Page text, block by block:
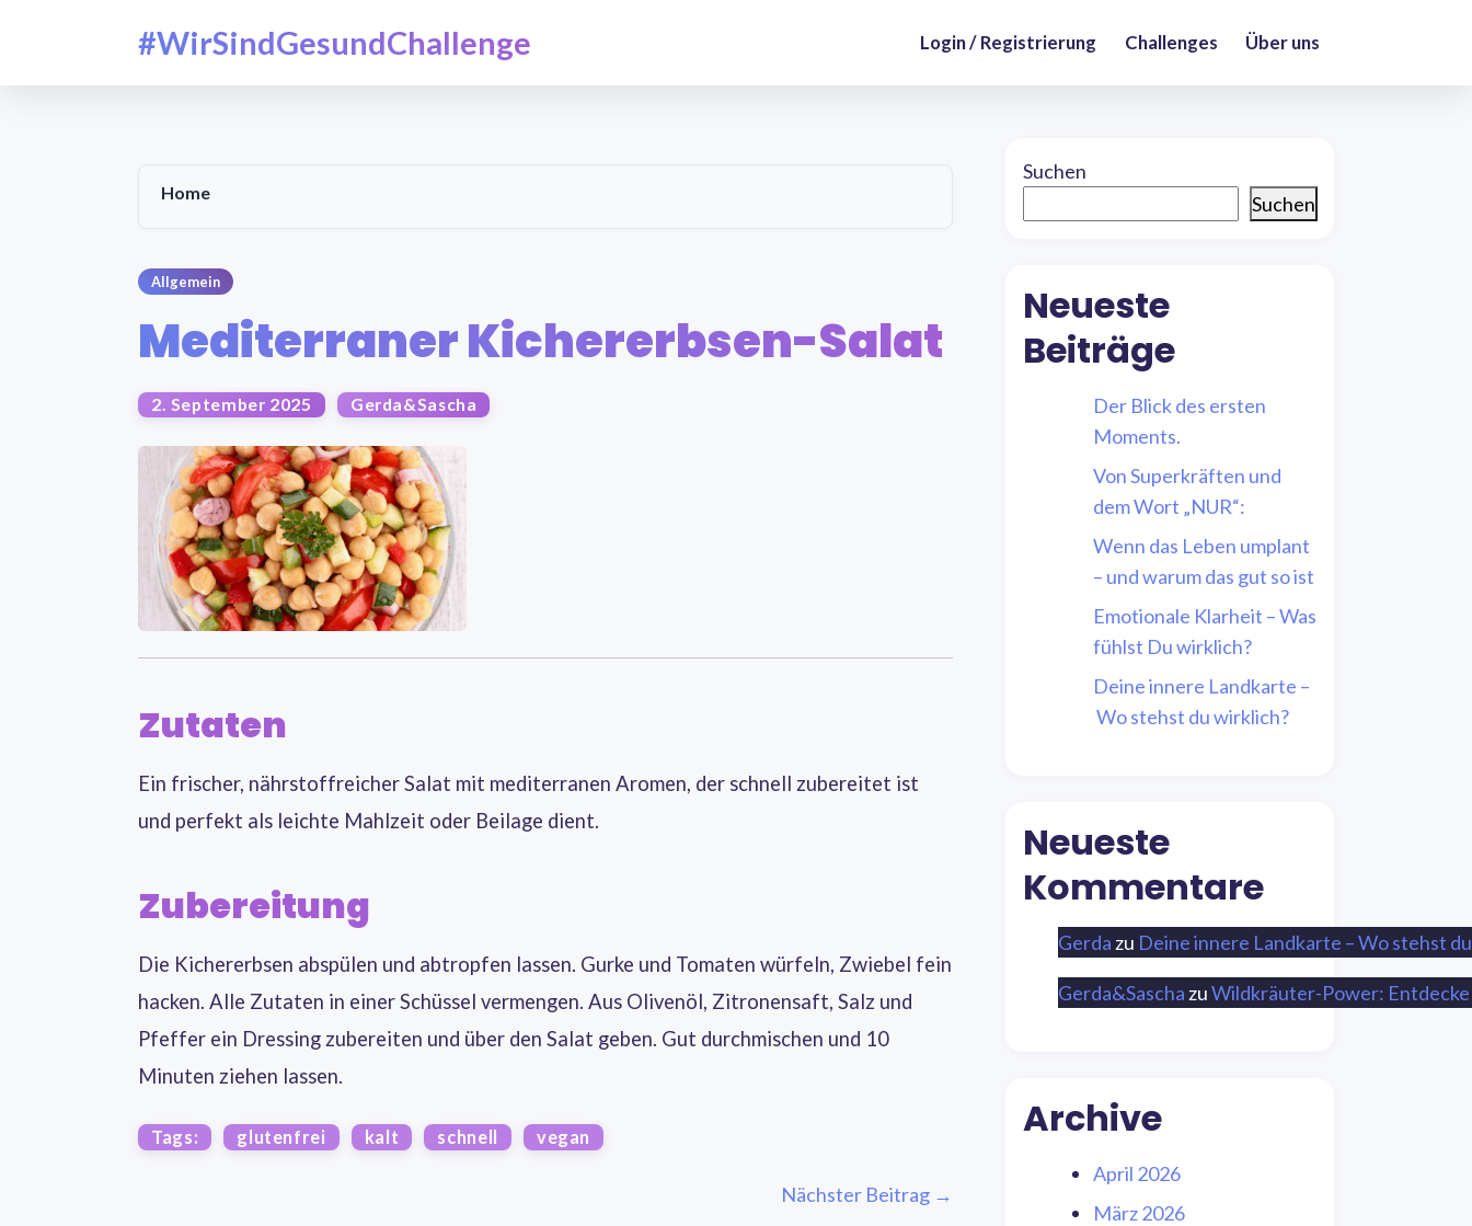
#WirSindGesundChallenge Login / Registrierung Challenges Über uns
Home
Allgemein
Mediterraner Kichererbsen-Salat
2. September 2025 Gerda&Sascha
Zutaten
Ein frischer, nährstoffreicher Salat mit mediterranen Aromen, der schnell zubereitet ist
und perfekt als leichte Mahlzeit oder Beilage dient.
Zubereitung
Die Kichererbsen abspülen und abtropfen lassen. Gurke und Tomaten würfeln, Zwiebel fein
hacken. Alle Zutaten in einer Schüssel vermengen. Aus Olivenöl, Zitronensaft, Salz und
Pfeffer ein Dressing zubereiten und über den Salat geben. Gut durchmischen und 10
Minuten ziehen lassen.
Tags: glutenfrei kalt schnell vegan
Nächster Beitrag →
Suchen
Suchen
Neueste
Beiträge
Der Blick des ersten
Moments.
Von Superkräften und
dem Wort „NUR“:
Wenn das Leben umplant
– und warum das gut so ist
Emotionale Klarheit – Was
fühlst Du wirklich?
Deine innere Landkarte –
Wo stehst du wirklich?
Neueste
Kommentare
Gerda zu Deine innere Landkarte – Wo stehst
Gerda&Sascha zuWildkräuter-Power:
Archive
April 2026
März 2026